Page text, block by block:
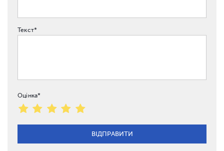
Текст*
Оцінка*